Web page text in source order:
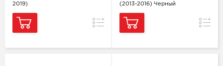
2019)
Сравнение
(2013-2016) Черный